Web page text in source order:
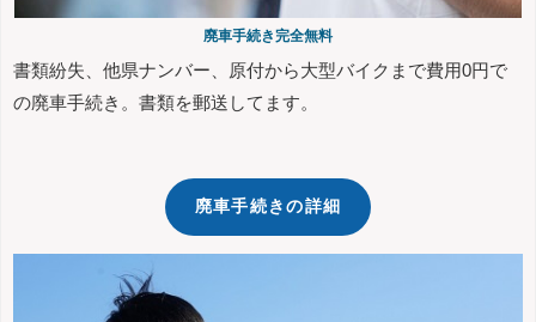
廃車手続き完全無料
書類紛失、他県ナンバー、原付から大型バイクまで費用0円で
の廃車手続き。書類を郵送してます。
廃車手続きの詳細